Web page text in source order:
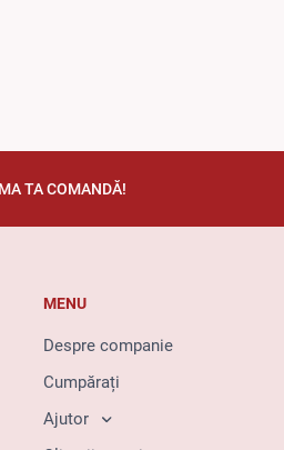
TA COMANDĂ!
MENU
Despre companie
Cumpărați
Ajutor